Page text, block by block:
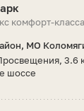
комфорт-класса
МО
3.6
шоссе